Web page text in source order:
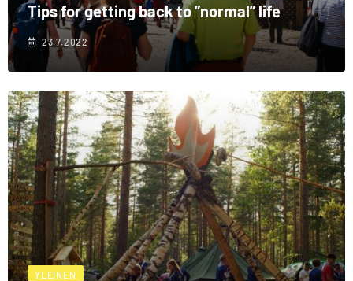
Tips for getting back to ”normal” life
23.7.2022
YLEINEN